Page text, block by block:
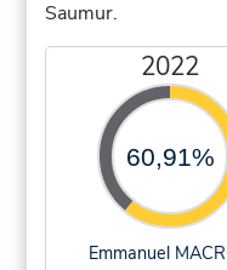
Saumur.
2022
60,91%
Emmanuel